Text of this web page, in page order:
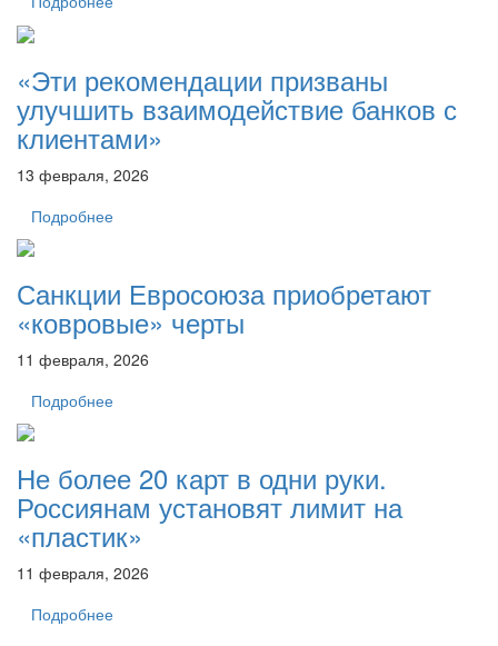
«Эти рекомендации призваны
улучшить взаимодействие банков с
клиентами»
13 февраля, 2026
Подробнее
Санкции Евросоюза приобретают
«ковровые» черты
11 февраля, 2026
Подробнее
Не более 20 карт в одни руки.
Россиянам установят лимит на
«пластик»
11 февраля, 2026
Подробнее